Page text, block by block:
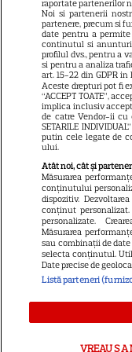
Copyright2026
Jocurile de
raportate partenerilor
Noi si partenerii
partenere, precum si
date pentru a
continutul si
profilul dvs., pentru a
si pentru a analiza
art. 15-22 din GDPR
Aceste drepturi pot fi
“ACCEPT TOATE”,
implica inclusiv
de catre Vendor-ii cu
SETARILE
putin cele legate de
ului.
Atât noi, cât și
Măsurarea
conținutului
dispozitiv.
conținut
personalizate.
Măsurarea
sau combinații de
selecta conținutul.
Date precise de
Listă parteneri
VREAU SA